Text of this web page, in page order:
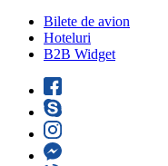
Bilete de avion
Hoteluri
B2B Widget